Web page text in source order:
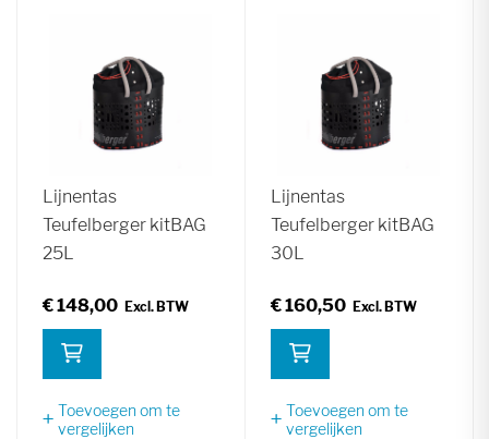
Lijnentas
Teufelberger kitBAG
25L
€ 148,00
Toevoegen om te
vergelijken
Lijnentas
Teufelberger kitBAG
30L
€ 160,50
Toevoegen om te
vergelijken